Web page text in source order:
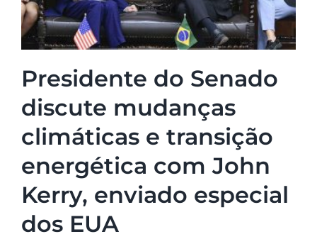
Presidente do Senado
discute mudanças
climáticas e transição
energética com John
Kerry, enviado especial
dos EUA